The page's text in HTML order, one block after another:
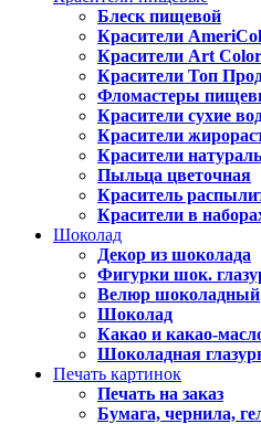
Блеск пищевой
Красители
Красители Art
Красители Топ
Фломастеры
Красители сухие
Красители
Красители
Пыльца цветочная
Краситель
Красители в
Шоколад
Декор из шоколада
Фигурки шок.
Велюр шоколадный
Шоколад
Какао и какао-
Шоколадная
Печать картинок
Печать на заказ
Бумага, чернила,